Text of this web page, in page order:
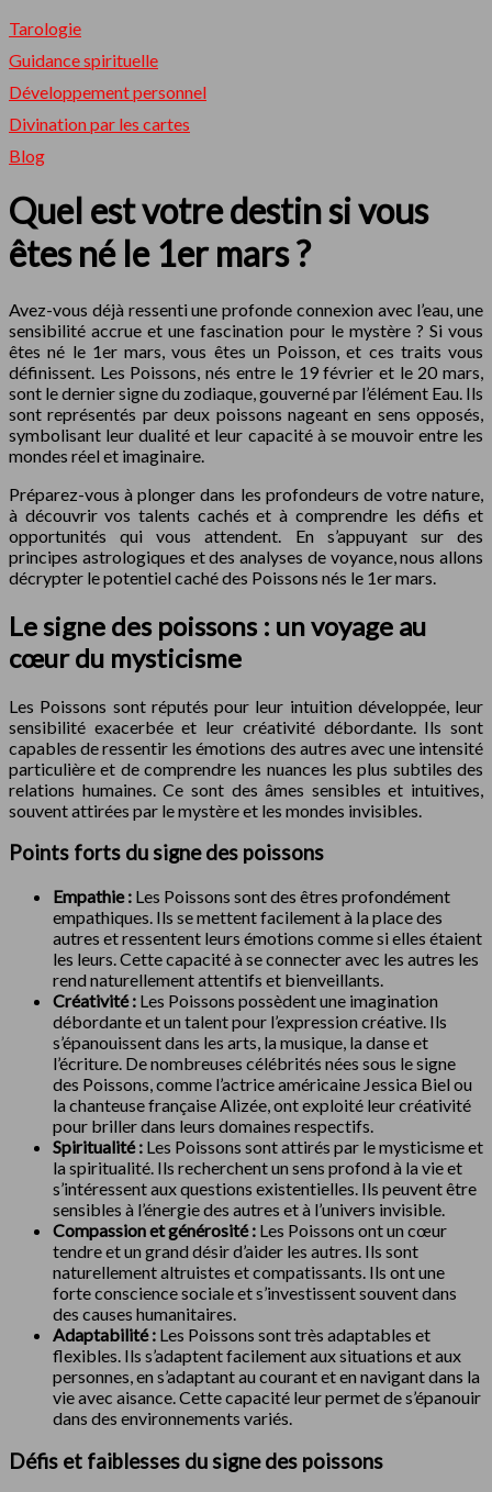
Tarologie
Guidance spirituelle
Développement personnel
Divination par les cartes
Blog
Quel est votre destin si vous
êtes né le 1er mars ?
Avez-vous déjà ressenti une profonde connexion avec l’eau, une
sensibilité accrue et une fascination pour le mystère ? Si vous
êtes né le 1er mars, vous êtes un Poisson, et ces traits vous
définissent. Les Poissons, nés entre le 19 février et le 20 mars,
sont le dernier signe du zodiaque, gouverné par l’élément Eau. Ils
sont représentés par deux poissons nageant en sens opposés,
symbolisant leur dualité et leur capacité à se mouvoir entre les
mondes réel et imaginaire.
Préparez-vous à plonger dans les profondeurs de votre nature,
à découvrir vos talents cachés et à comprendre les défis et
opportunités qui vous attendent. En s’appuyant sur des
principes astrologiques et des analyses de voyance, nous allons
décrypter le potentiel caché des Poissons nés le 1er mars.
Le signe des poissons : un voyage au
cœur du mysticisme
Les Poissons sont réputés pour leur intuition développée, leur
sensibilité exacerbée et leur créativité débordante. Ils sont
capables de ressentir les émotions des autres avec une intensité
particulière et de comprendre les nuances les plus subtiles des
relations humaines. Ce sont des âmes sensibles et intuitives,
souvent attirées par le mystère et les mondes invisibles.
Points forts du signe des poissons
Empathie : Les Poissons sont des êtres profondément
empathiques. Ils se mettent facilement à la place des
autres et ressentent leurs émotions comme si elles étaient
les leurs. Cette capacité à se connecter avec les autres les
rend naturellement attentifs et bienveillants.
Créativité : Les Poissons possèdent une imagination
débordante et un talent pour l’expression créative. Ils
s’épanouissent dans les arts, la musique, la danse et
l’écriture. De nombreuses célébrités nées sous le signe
des Poissons, comme l’actrice américaine Jessica Biel ou
la chanteuse française Alizée, ont exploité leur créativité
pour briller dans leurs domaines respectifs.
Spiritualité : Les Poissons sont attirés par le mysticisme et
la spiritualité. Ils recherchent un sens profond à la vie et
s’intéressent aux questions existentielles. Ils peuvent être
sensibles à l’énergie des autres et à l’univers invisible.
Compassion et générosité : Les Poissons ont un cœur
tendre et un grand désir d’aider les autres. Ils sont
naturellement altruistes et compatissants. Ils ont une
forte conscience sociale et s’investissent souvent dans
des causes humanitaires.
Adaptabilité : Les Poissons sont très adaptables et
flexibles. Ils s’adaptent facilement aux situations et aux
personnes, en s’adaptant au courant et en navigant dans la
vie avec aisance. Cette capacité leur permet de s’épanouir
dans des environnements variés.
Défis et faiblesses du signe des poissons